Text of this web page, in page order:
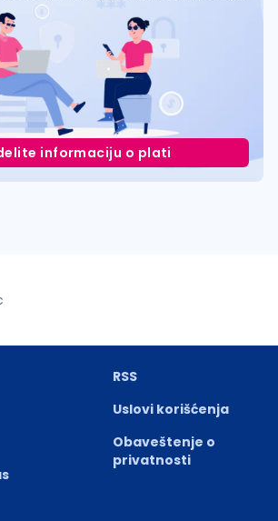
informaciju o plati
RSS
Uslovi korišćenja
Obaveštenje o
privatnosti